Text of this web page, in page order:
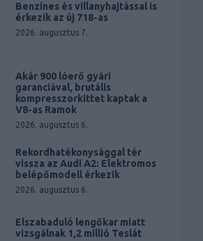
Benzines és villanyhajtással is
érkezik az új 718-as
2026. augusztus 7.
Akár 900 lóerő gyári
garanciával, brutális
kompresszorkittet kaptak a
V8-as Ramok
2026. augusztus 6.
Rekordhatékonysággal tér
vissza az Audi A2: Elektromos
belépőmodell érkezik
2026. augusztus 6.
Elszabaduló lengőkar miatt
vizsgálnak 1,2 millió Teslát